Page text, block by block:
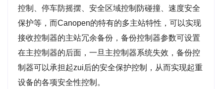
控制、停车防摇摆、安全区域控制防碰撞、速度安全
保护等，而Canopen的特有的多主站特性，可以实现
接收控制器的主站冗余备份，备份控制器参数可设置
在主控制器的后面，一旦主控制器系统失效，备份控
制器可以承担起zui后的安全保护控制，从而实现起重
设备的各项安全性控制。